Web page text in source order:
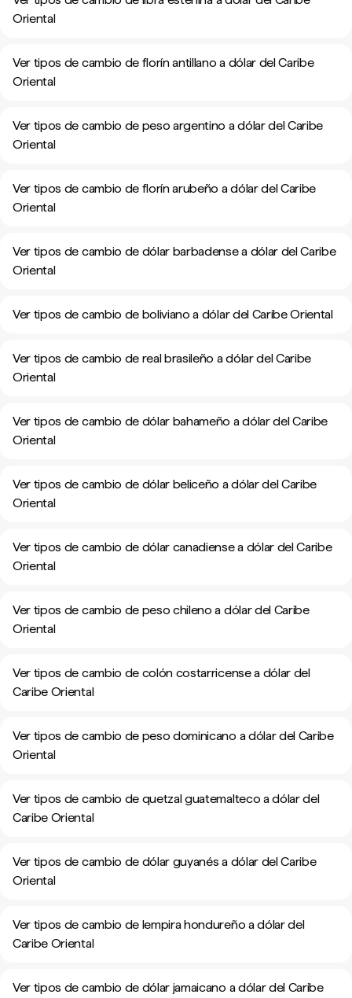
Oriental
Ver tipos de cambio de florín antillano a dólar del Caribe
Oriental
Ver tipos de cambio de peso argentino a dólar del Caribe
Oriental
Ver tipos de cambio de florín arubeño a dólar del Caribe
Oriental
Ver tipos de cambio de dólar barbadense a dólar del Caribe
Oriental
Ver tipos de cambio de boliviano a dólar del Caribe Oriental
Ver tipos de cambio de real brasileño a dólar del Caribe
Oriental
Ver tipos de cambio de dólar bahameño a dólar del Caribe
Oriental
Ver tipos de cambio de dólar beliceño a dólar del Caribe
Oriental
Ver tipos de cambio de dólar canadiense a dólar del Caribe
Oriental
Ver tipos de cambio de peso chileno a dólar del Caribe
Oriental
Ver tipos de cambio de colón costarricense a dólar del
Caribe Oriental
Ver tipos de cambio de peso dominicano a dólar del Caribe
Oriental
Ver tipos de cambio de quetzal guatemalteco a dólar del
Caribe Oriental
Ver tipos de cambio de dólar guyanés a dólar del Caribe
Oriental
Ver tipos de cambio de lempira hondureño a dólar del
Caribe Oriental
Ver tipos de cambio de dólar jamaicano a dólar del Caribe